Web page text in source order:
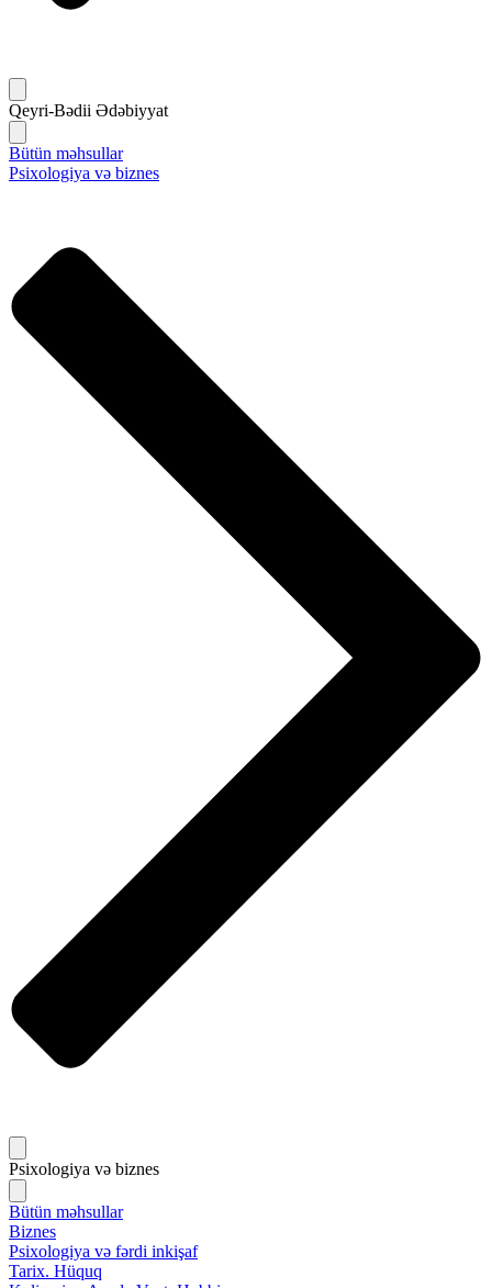
Qeyri-Bədii Ədəbiyyat
Bütün məhsullar
Psixologiya və biznes
Psixologiya və biznes
Bütün məhsullar
Biznes
Psixologiya və fərdi inkişaf
Tarix. Hüquq